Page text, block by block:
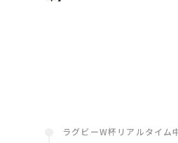
ラグビーW杯リアルタイム